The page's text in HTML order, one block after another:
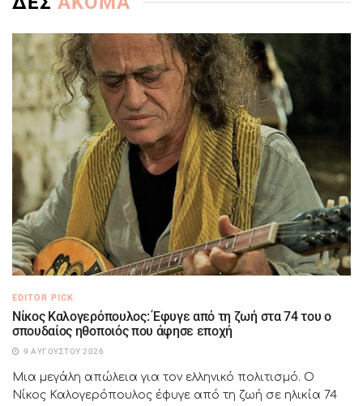
EDITOR PICK
Νίκος Καλογερόπουλος: Έφυγε από τη ζωή στα 74 του ο
σπουδαίος ηθοποιός που άφησε εποχή
9 ΑΥΓΟΎΣΤΟΥ 2026
Μια μεγάλη απώλεια για τον ελληνικό πολιτισμό. Ο
Νίκος Καλογερόπουλος έφυγε από τη ζωή σε ηλικία 74